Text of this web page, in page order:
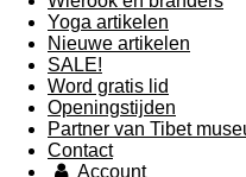
Yoga artikelen
Nieuwe artikelen
SALE!
Word gratis lid
Openingstijden
Partner van Tibet
Contact
Account